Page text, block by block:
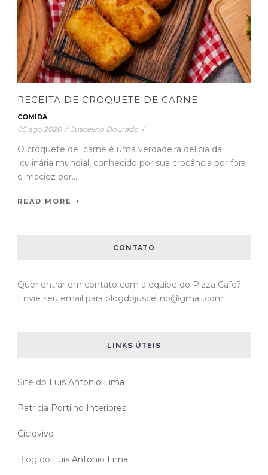
RECEITA DE CROQUETE DE CARNE
COMIDA
05 ago 2026 / Juscelino Dourado /
O croquete de carne é uma verdadeira delícia da
culinária mundial, conhecido por sua crocância por fora
e maciez por...
READ MORE
CONTATO
Quer entrar em contato com a equipe do Pizza Cafe?
Envie seu email para blogdojuscelino@gmail.com
LINKS ÚTEIS
Site do Luis Antonio Lima
Patricia Portilho Interiores
Ciclovivo
Blog do Luis Antonio Lima